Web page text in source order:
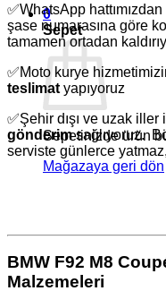
0
Sepet
Sepetinizde ürün
Mağazaya geri dön
✅WhatsApp
şase numarasına göre
tamamen ortadan
✅Moto kurye
teslimat yapıyoruz
✅Şehir dışı ve uzak iller
gönderimsağlıyoruz.
serviste günlerce
BMW F92 M8
Malzemeleri